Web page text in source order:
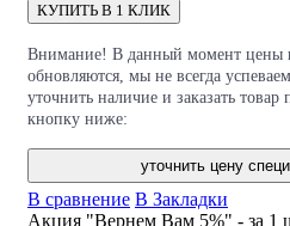
КУПИТЬ В 1 КЛИК
Внимание! В данный момент цены
обновляются, мы не всегда
уточнить наличие и заказать
кнопку ниже:
уточнить цену
В сравнение В Закладки
Акция "Вернем Вам 5%" - за 1